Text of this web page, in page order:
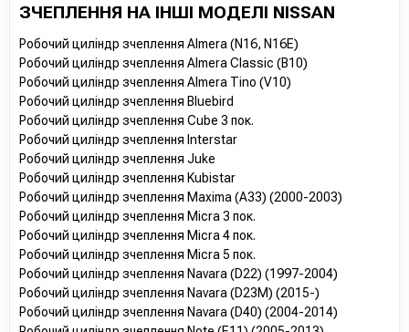
ЗЧЕПЛЕННЯ НА ІНШІ МОДЕЛІ NISSAN
Робочий циліндр зчеплення Almera (N16, N16E)
Робочий циліндр зчеплення Almera Classic (B10)
Робочий циліндр зчеплення Almera Tino (V10)
Робочий циліндр зчеплення Bluebird
Робочий циліндр зчеплення Cube 3 пок.
Робочий циліндр зчеплення Interstar
Робочий циліндр зчеплення Juke
Робочий циліндр зчеплення Kubistar
Робочий циліндр зчеплення Maxima (A33) (2000-2003)
Робочий циліндр зчеплення Micra 3 пок.
Робочий циліндр зчеплення Micra 4 пок.
Робочий циліндр зчеплення Micra 5 пок.
Робочий циліндр зчеплення Navara (D22) (1997-2004)
Робочий циліндр зчеплення Navara (D23M) (2015-)
Робочий циліндр зчеплення Navara (D40) (2004-2014)